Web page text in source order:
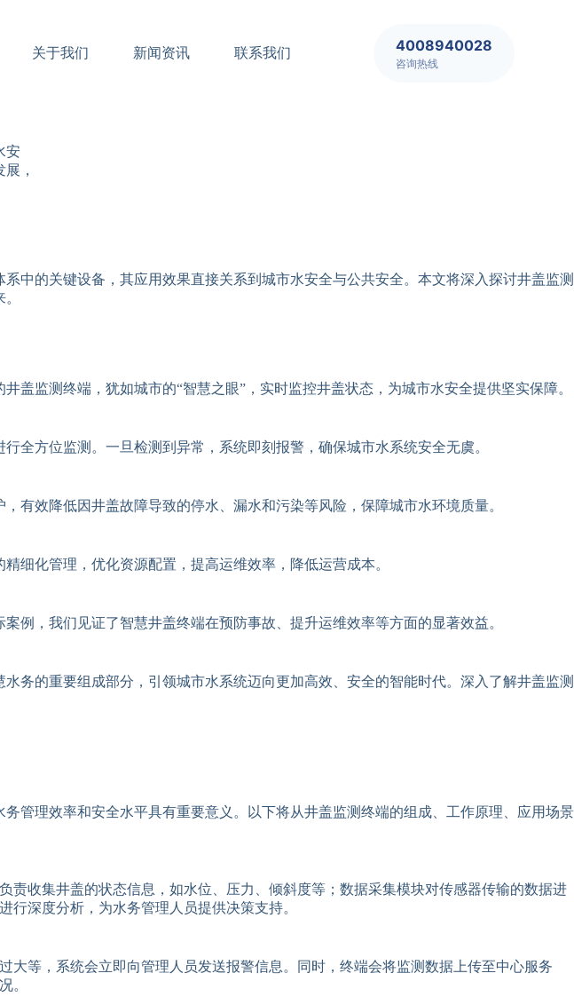
关于我们 新闻资讯 联系我们 4008940028
咨询热线
安
，
中的关键设备，其应用效果直接关系到城市水安全与公共安全。本文将深入探讨井盖监测
监测终端，犹如城市的“智慧之眼”，实时监控井盖状态，为城市水安全提供坚实保障。
全方位监测。一旦检测到异常，系统即刻报警，确保城市水系统安全无虞。
有效降低因井盖故障导致的停水、漏水和污染等风险，保障城市水环境质量。
细化管理，优化资源配置，提高运维效率，降低运营成本。
例，我们见证了智慧井盖终端在预防事故、提升运维效率等方面的显著效益。
务的重要组成部分，引领城市水系统迈向更加高效、安全的智能时代。深入了解井盖监测
管理效率和安全水平具有重要意义。以下将从井盖监测终端的组成、工作原理、应用场景
收集井盖的状态信息，如水位、压力、倾斜度等；数据采集模块对传感器传输的数据进
深度分析，为水务管理人员提供决策支持。
等，系统会立即向管理人员发送报警信息。同时，终端会将监测数据上传至中心服务
。